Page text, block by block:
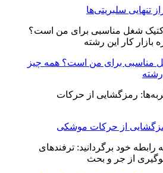
سلبریتی‌ها
مناسبی برای من است؟ همه چیز
رشته
از حرکات موشکی